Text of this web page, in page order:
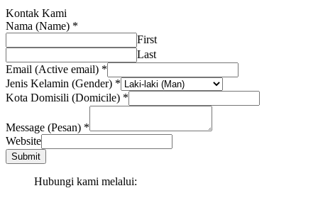
Kontak Kami
Nama (Name) *
First
Last
Email (Active email) *
Jenis Kelamin (Gender) *
Kota Domisili (Domicile) *
Message (Pesan) *
Website
Submit
Hubungi kami melalui: